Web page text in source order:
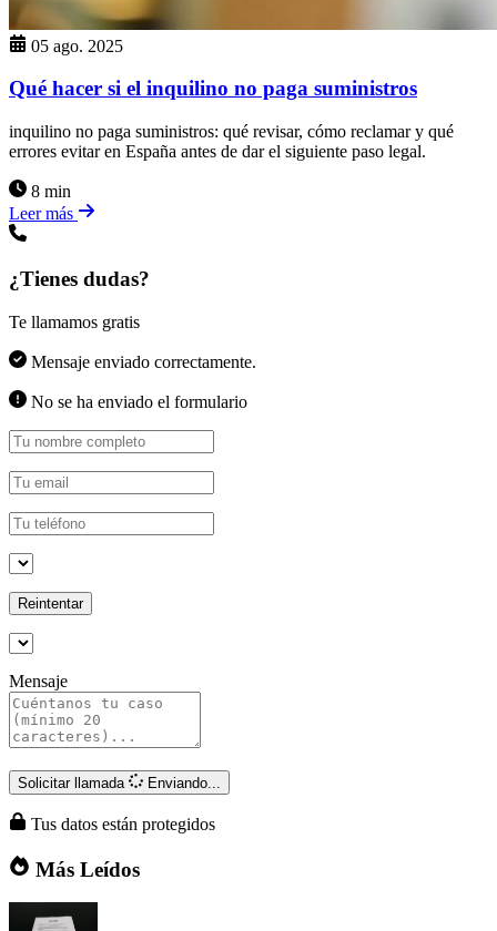
05 ago. 2025
Qué hacer si el inquilino no paga suministros
inquilino no paga suministros: qué revisar, cómo reclamar y qué
errores evitar en España antes de dar el siguiente paso legal.
8 min
Leer más
¿Tienes dudas?
Te llamamos gratis
Mensaje enviado correctamente.
No se ha enviado el formulario
Reintentar
Mensaje
Solicitar llamada Enviando...
Tus datos están protegidos
Más Leídos